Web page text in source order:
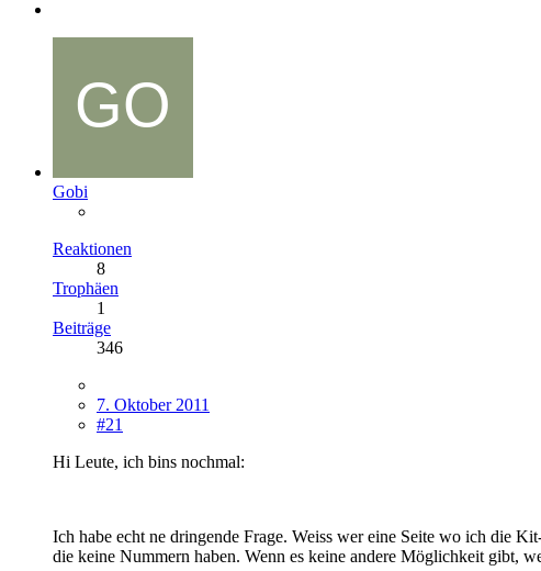
Gobi
Reaktionen
8
Trophäen
1
Beiträge
346
7. Oktober 2011
#21
Hi Leute, ich bins nochmal:
Ich habe echt ne dringende Frage. Weiss wer eine Seite wo ich die
die keine Nummern haben. Wenn es keine andere Möglichkeit gibt,